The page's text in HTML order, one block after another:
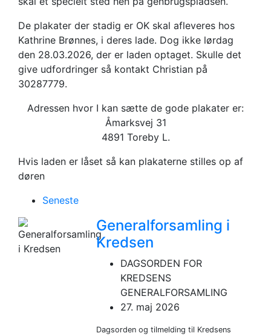
De plakater der stadig er OK skal afleveres hos
Kathrine Brønnes, i deres lade. Dog ikke lørdag
den 28.03.2026, der er laden optaget. Skulle det
give udfordringer så kontakt Christian på
30287779.
Adressen hvor I kan sætte de gode plakater er:
Åmarksvej 31
4891 Toreby L.
Hvis laden er låset så kan plakaterne stilles op af
døren
Seneste
Generalforsamling i
Kredsen
DAGSORDEN FOR
KREDSENS
GENERALFORSAMLING
27. maj 2026
Dagsorden og tilmelding til Kredsens